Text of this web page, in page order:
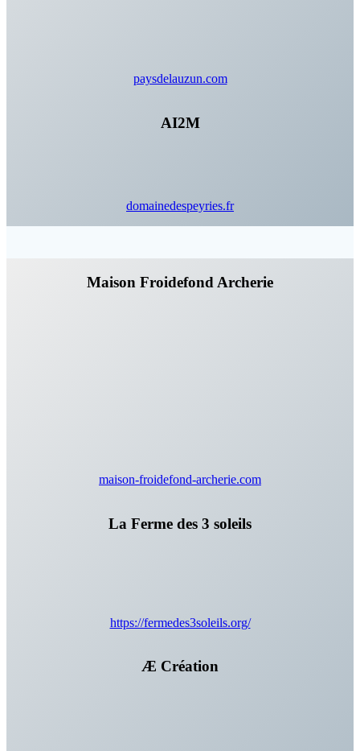
paysdelauzun.com
AI2M
domainedespeyries.fr
Maison Froidefond Archerie
maison-froidefond-archerie.com
La Ferme des 3 soleils
https://fermedes3soleils.org/
Æ Création